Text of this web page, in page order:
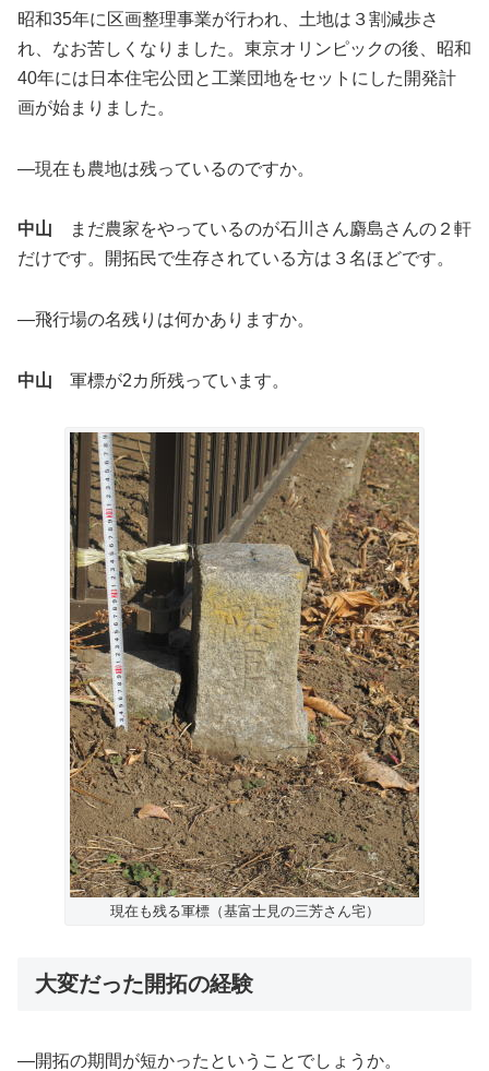
昭和35年に区画整理事業が行われ、土地は３割減歩さ
れ、なお苦しくなりました。東京オリンピックの後、昭和
40年には日本住宅公団と工業団地をセットにした開発計
画が始まりました。
―現在も農地は残っているのですか。
中山 まだ農家をやっているのが石川さん麝島さんの２軒
だけです。開拓民で生存されている方は３名ほどです。
―飛行場の名残りは何かありますか。
中山 軍標が2カ所残っています。
現在も残る軍標（基富士見の三芳さん宅）
大変だった開拓の経験
―開拓の期間が短かったということでしょうか。